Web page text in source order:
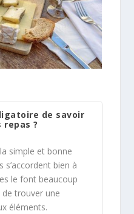
de savoir
?
simple et bonne
s’accordent bien à
le font beaucoup
trouver une
éléments.